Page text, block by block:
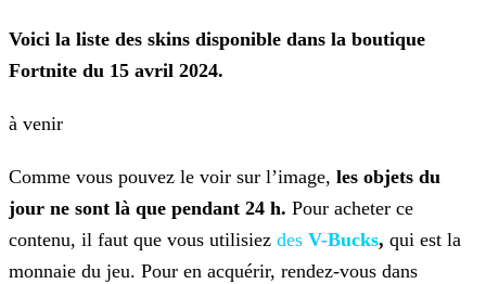
Voici la liste des skins disponible dans la boutique
Fortnite du 15 avril 2024.
à venir
Comme vous pouvez le voir sur l’image, les objets du
jour ne sont là que pendant 24 h. Pour acheter ce
contenu, il faut que vous utilisiez des V-Bucks, qui est la
monnaie du jeu. Pour en acquérir, rendez-vous dans